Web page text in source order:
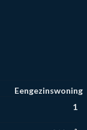
Eengezinswoning
1